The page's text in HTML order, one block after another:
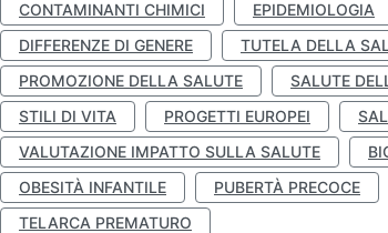
CONTAMINANTI CHIMICI EPIDEMIOLOGIA
DIFFERENZE DI GENERE
TUTELA DELLA
PROMOZIONE DELLA SALUTE
SALUTE
STILI DI VITA
PROGETTI EUROPEI
VALUTAZIONE IMPATTO SULLA SALUTE
OBESITÀ INFANTILE
PUBERTÀ PRECOCE
TELARCA PREMATURO